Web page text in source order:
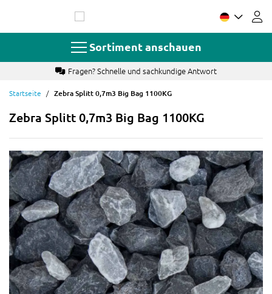
springen
Sortiment anschauen
Fragen? Schnelle und sachkundige Antwort
Startseite Zebra Splitt 0,7m3 Big Bag 1100KG
Zebra Splitt 0,7m3 Big Bag 1100KG